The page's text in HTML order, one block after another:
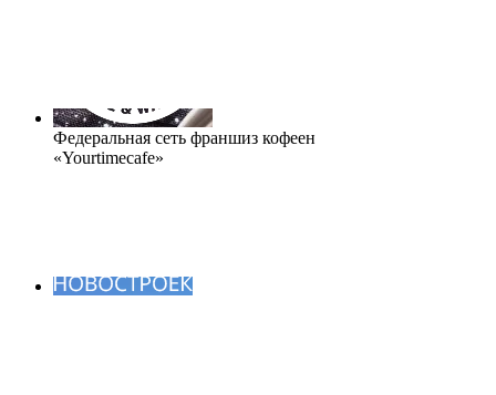
Федеральная сеть франшиз кофеен
«Yourtimecafe»